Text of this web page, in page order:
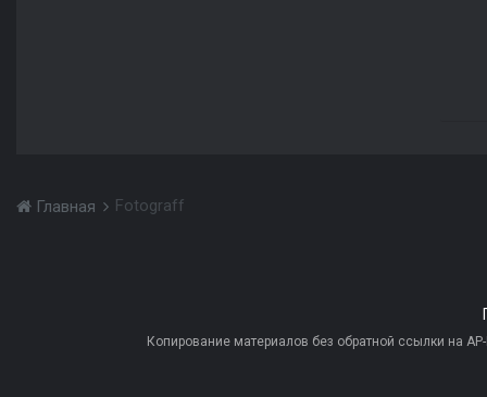
Главная Fotograff
Копирование материалов без обратной ссылки на